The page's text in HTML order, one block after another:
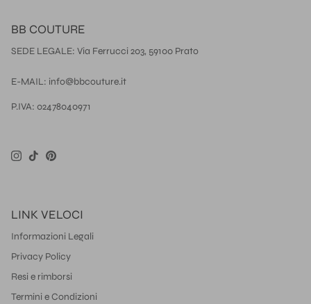
BB COUTURE
SEDE LEGALE: Via Ferrucci 203, 59100 Prato
E-MAIL: info@bbcouture.it
P.IVA: 02478040971
Instagram
TikTokPinterest
LINK VELOCI
Informazioni Legali
Privacy Policy
Resi e rimborsi
Termini e Condizioni